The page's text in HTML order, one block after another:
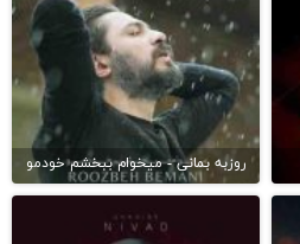
روزبه بمانی - میخوام ببخشم خودمو